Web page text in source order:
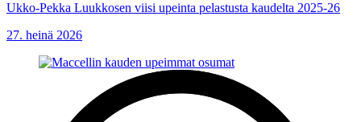
Ukko-Pekka Luukkosen viisi upeinta pelastusta kaudelta 2025-26
27. heinä 2026